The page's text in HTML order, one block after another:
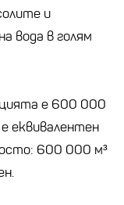
и
вода в голям
е 600 000
еквивалентен
600 000 м³